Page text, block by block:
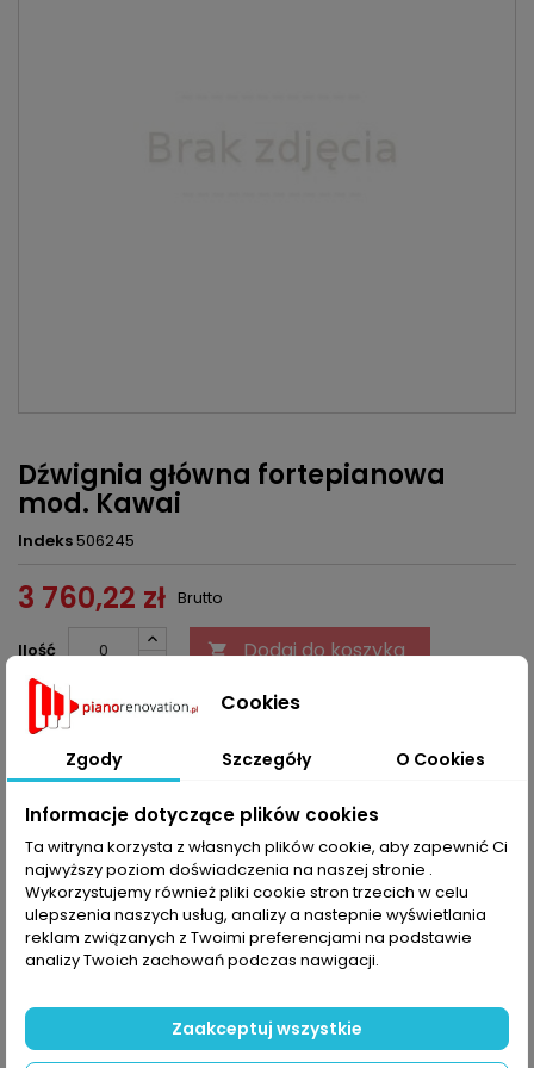
Dźwignia główna fortepianowa
mod. Kawai
Indeks506245
3 760,22 zł Brutto
Ilość  Dodaj do koszyka
Ostatnie sztuki w magazynie
Udostępnij
OPIS SZCZEGÓŁY PRODUKTU
Dźwignia główna fortepianowa mod. Kawai
KOMENTARZE (0) Oceń
Na razie nie dodano żadnej recenzji.
16 INNYCH PRODUKTÓW W TEJ SAMEJ KATEGORII:
Cookies
Zgody Szczegóły O Cookies
Informacje dotyczące plików cookies
Ta witryna korzysta z własnych plików cookie, aby zapewnić Ci
najwyższy poziom doświadczenia na naszej stronie .
Wykorzystujemy również pliki cookie stron trzecich w celu
ulepszenia naszych usług, analizy a nastepnie wyświetlania
reklam związanych z Twoimi preferencjami na podstawie
analizy Twoich zachowań podczas nawigacji.
Zaakceptuj wszystkie